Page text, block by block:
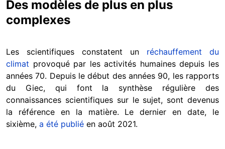
Des modèles de plus en plus
complexes
Les scientifiques constatent un réchauffement du
climat provoqué par les activités humaines depuis les
années 70. Depuis le début des années 90, les rapports
du Giec, qui font la synthèse régulière des
connaissances scientifiques sur le sujet, sont devenus
la référence en la matière. Le dernier en date, le
sixième, a été publié en août 2021.